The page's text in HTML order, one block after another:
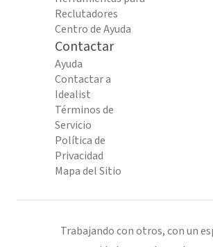
Reclutadores
Centro de Ayuda
Contactar
Ayuda
Contactar a
Idealist
Términos de
Servicio
Política de
Privacidad
Mapa del Sitio
Trabajando con otros, con un